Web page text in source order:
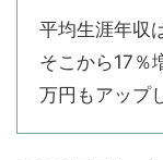
平均生涯年収
そこから17％
万円もアップ